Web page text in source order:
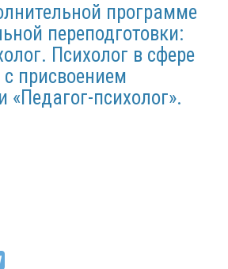
программе
переподготовки:
Психолог в сфере
присвоением
психолог».